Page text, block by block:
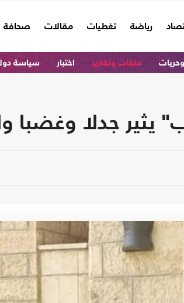
رياضة تغطيات مقالات صحافة
ملفات وتقارير اختبار سياسة
يثير جدلا